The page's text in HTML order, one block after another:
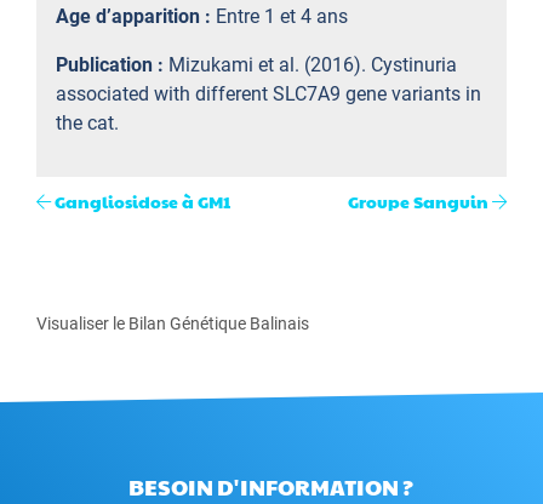
Age d’apparition : Entre 1 et 4 ans
Publication : Mizukami et al. (2016). Cystinuria
associated with different SLC7A9 gene variants in
the cat.
Gangliosidose à GM1 Groupe Sanguin
Visualiser le Bilan Génétique Balinais
BESOIN D'INFORMATION ?